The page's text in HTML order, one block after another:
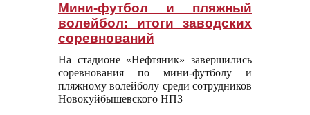
Мини-футбол и пляжный
волейбол: итоги заводских
соревнований
На стадионе «Нефтяник» завершились
соревнования по мини-футболу и
пляжному волейболу среди сотрудников
Новокуйбышевского НПЗ